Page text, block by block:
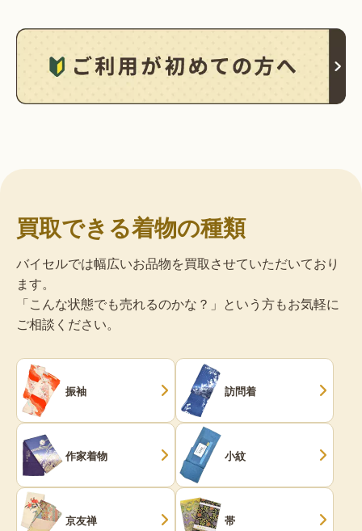
買取できる着物の種類
バイセルでは幅広いお品物を買取させていただいており
ます。
「こんな状態でも売れるのかな？」という方もお気軽に
ご相談ください。
振袖 訪問着
作家着物 小紋
京友禅 帯